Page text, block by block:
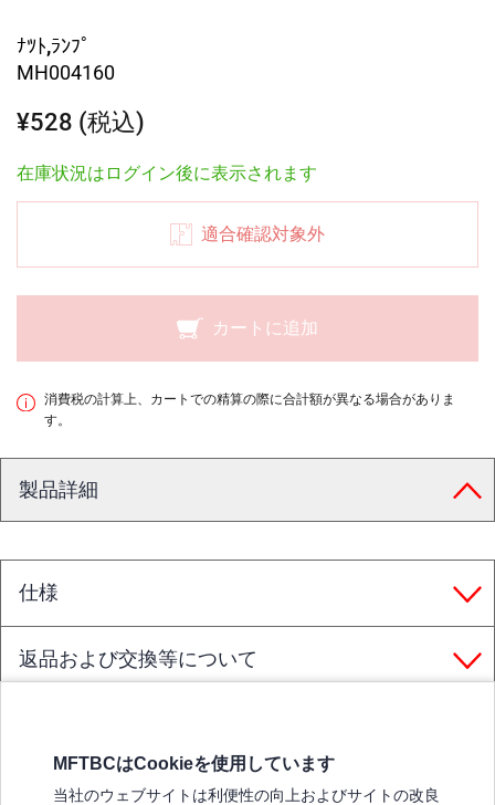
ﾅﾂﾄ,ﾗﾝﾌﾟ
MH004160
¥528 (税込)
在庫状況はログイン後に表示されます
適合確認対象外
カートに追加
消費税の計算上、カートでの精算の際に合計額が異なる場合がありま
す。
製品詳細
仕様
返品および交換等について
MFTBCはCookieを使用しています
当社のウェブサイトは利便性の向上およびサイトの改良